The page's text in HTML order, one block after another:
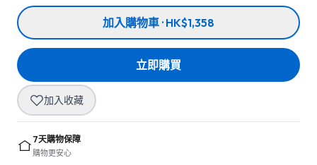
加入購物車 · HK$1,358
立即購買
加入收藏
7天購物保障
購物更安心